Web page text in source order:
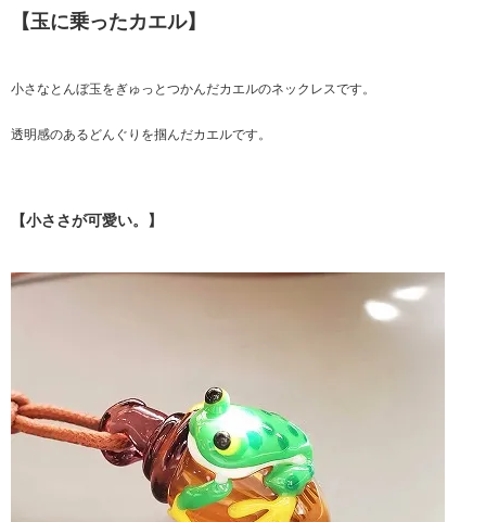
【玉に乗ったカエル】
小さなとんぼ玉をぎゅっとつかんだカエルのネックレスです。
透明感のあるどんぐりを掴んだカエルです。
【小ささが可愛い。】